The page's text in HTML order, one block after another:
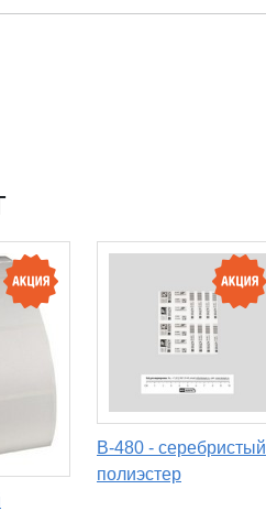
B-480 - серебристый
полиэстер